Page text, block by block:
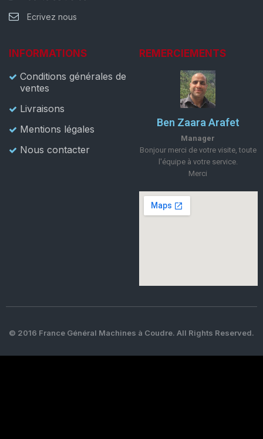
Ecrivez nous
INFORMATIONS
Conditions générales de
ventes
Livraisons
Mentions légales
Nous contacter
REMERCIEMENTS
Ben Zaara Arafet
Manager
Bonjour merci de votre visite, toute
l'équipe à votre service.
Merci
© 2016 France Général Machines à Coudre. All Rights Reserved.